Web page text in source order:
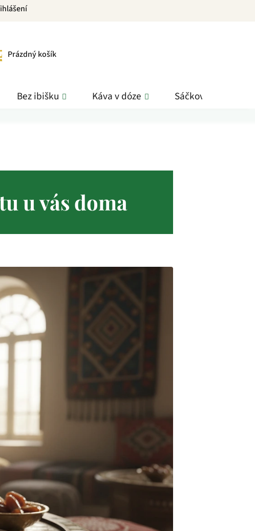
NÁKUPNÍ
Prázdný košík
Bez ibišku Káva v dóze Sáčkové čaje
u vás doma